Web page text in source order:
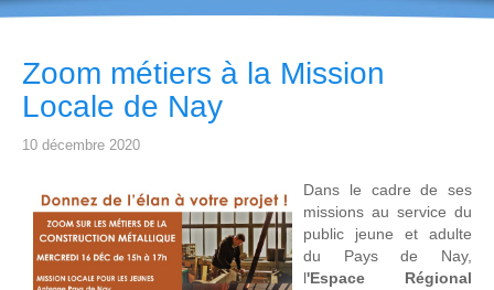
Zoom métiers à la Mission
Locale de Nay
10 décembre 2020
Dans le cadre de ses
missions au service du
public jeune et adulte
du Pays de Nay,
l'Espace Régional